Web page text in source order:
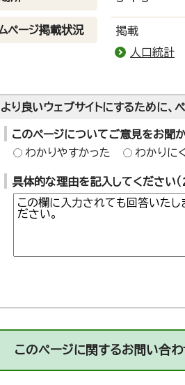
ページ掲載状況
掲載
人口統計
より良いウェブサイトにするために
このページについてご意見をお聞
わかりやすかった
わかりに
具体的な理由を記入してください
このページに関するお問い合わ